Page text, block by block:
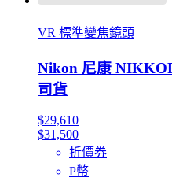
VR 標準變焦鏡頭
Nikon 尼康
司貨
$29,610
$31,500
折價券
P幣